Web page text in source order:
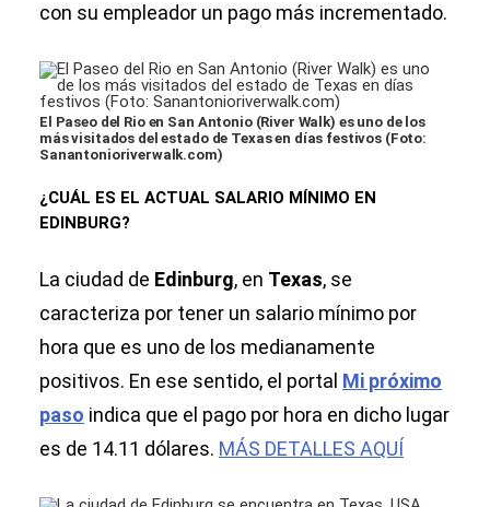
con su empleador un pago más incrementado.
El Paseo del Rio en San Antonio (River Walk) es uno de los
más visitados del estado de Texas en días festivos (Foto:
Sanantonioriverwalk.com)
¿CUÁL ES EL ACTUAL SALARIO MÍNIMO EN
EDINBURG?
La ciudad de Edinburg, en Texas, se
caracteriza por tener un salario mínimo por
hora que es uno de los medianamente
positivos. En ese sentido, el portal Mi próximo
paso indica que el pago por hora en dicho lugar
es de 14.11 dólares. MÁS DETALLES AQUÍ